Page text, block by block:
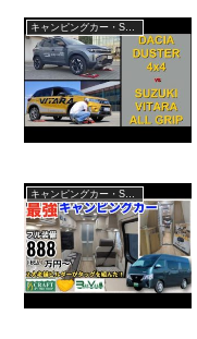
キャンピングカー・SUV人気車種